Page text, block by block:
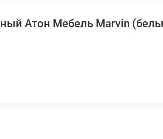
Атон Мебель Marvin